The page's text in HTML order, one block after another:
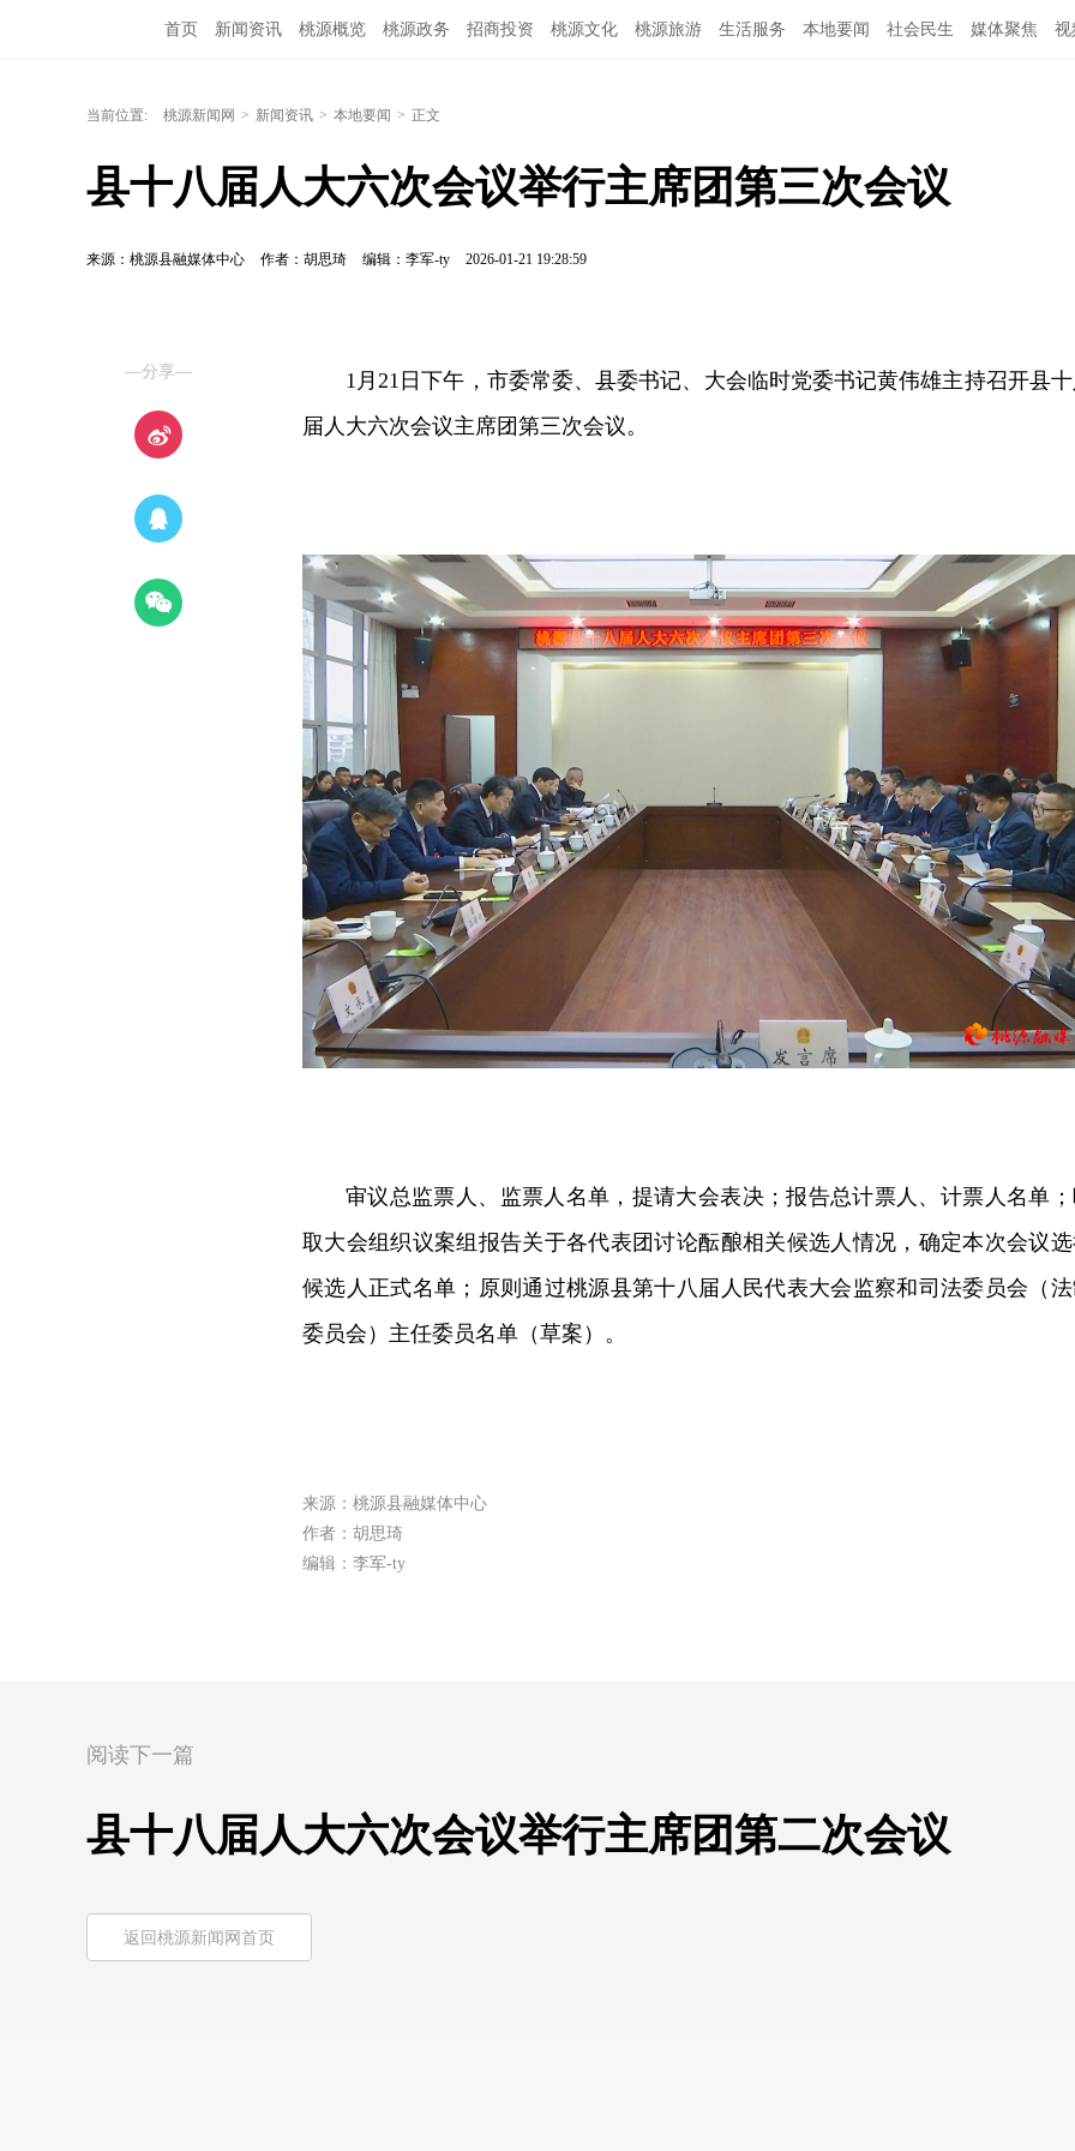
首页 新闻资讯 桃源概览 桃源政务 招商投资 桃源文化 桃源旅游 生活服务 本地要闻 社会民生 媒体聚焦 视
当前位置: 桃源新闻网 > 新闻资讯 > 本地要闻 > 正文
县十八届人大六次会议举行主席团第三次会议
来源：桃源县融媒体中心 作者：胡思琦 编辑：李军-ty 2026-01-21 19:28:59
—分享—
1月21日下午，市委常委、县委书记、大会临时党委书记黄伟雄主持召开县
届人大六次会议主席团第三次会议。
审议总监票人、监票人名单，提请大会表决；报告总计票人、计票人名单
取大会组织议案组报告关于各代表团讨论酝酿相关候选人情况，确定本次会议
候选人正式名单；原则通过桃源县第十八届人民代表大会监察和司法委员会（
委员会）主任委员名单（草案）。
来源：桃源县融媒体中心
作者：胡思琦
编辑：李军-ty
阅读下一篇
县十八届人大六次会议举行主席团第二次会议
返回桃源新闻网首页